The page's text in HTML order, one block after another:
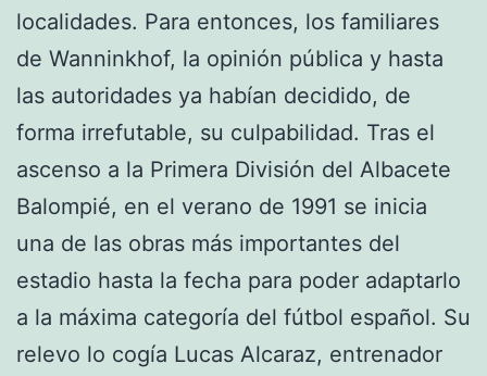
localidades. Para entonces, los familiares
de Wanninkhof, la opinión pública y hasta
las autoridades ya habían decidido, de
forma irrefutable, su culpabilidad. Tras el
ascenso a la Primera División del Albacete
Balompié, en el verano de 1991 se inicia
una de las obras más importantes del
estadio hasta la fecha para poder adaptarlo
a la máxima categoría del fútbol español. Su
relevo lo cogía Lucas Alcaraz, entrenador